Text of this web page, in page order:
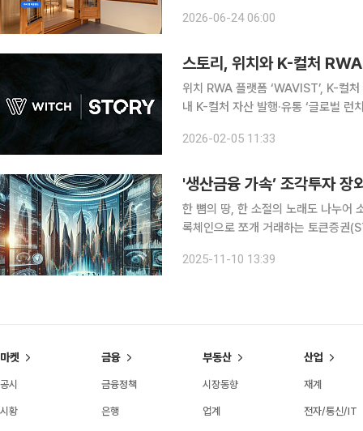
제도 시행을 앞두고 제도권 편입을 준
2026-06-24 06:00
스토리, 위치와 K-컬처
위치 RWA 플랫폼 ‘WAVIST’, K-컬
내 K-컬처 자산 발행·유통 ‘글로벌 런
먼트 기업 위치(WITCH)와 전략적
2026-02-05 11:33
'생산금융 가속’ 조각투자 장
한 뼘의 땅, 한 소절의 노래도 나누어
록체인으로 쪼개 거래하는 토큰증권
으로 변했다. 본지는 이번 기획을 통
2025-11-10 13:39
마켓
공시
시황
금융
금융정책
은행
부동산
시장동향
업계
산업
재계
전자/통신/IT